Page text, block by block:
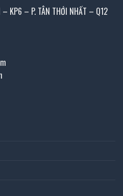
KP6 – P. TÂN THỚI NHẤT – Q12